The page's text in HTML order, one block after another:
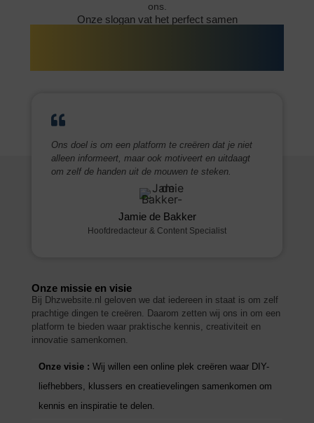
ons.
Onze slogan vat het perfect samen
Onze missie en visie
Bij Dhzwebsite.nl geloven we dat iedereen in staat is om zelf
prachtige dingen te creëren. Daarom zetten wij ons in om een
platform te bieden waar praktische kennis, creativiteit en
innovatie samenkomen.
Onze visie : Wij willen een online plek creëren waar DIY-
liefhebbers, klussers en creatievelingen samenkomen om
kennis en inspiratie te delen.
Ons doel is om een platform te creëren dat je niet
alleen informeert, maar ook motiveert en uitdaagt
om zelf de handen uit de mouwen te steken.
Jamie de Bakker
Hoofdredacteur & Content Specialist